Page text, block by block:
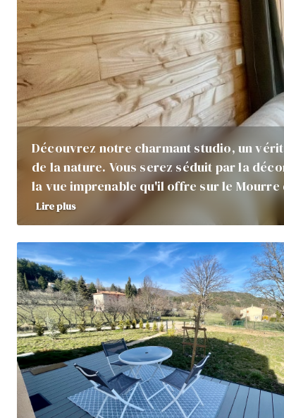
Découvrez notre charmant studio, un
de la nature. Vous serez séduit par la
la vue imprenable qu'il offre sur le
Lire plus